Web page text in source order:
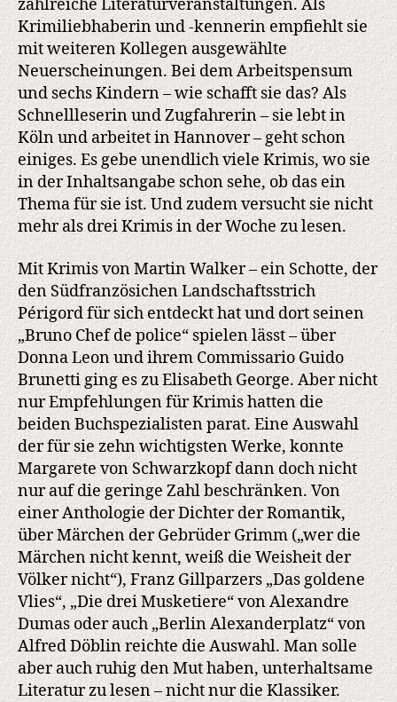
zahlreiche Literaturveranstaltungen. Als
Krimiliebhaberin und -kennerin empfiehlt sie
mit weiteren Kollegen ausgewählte
Neuerscheinungen. Bei dem Arbeitspensum
und sechs Kindern – wie schafft sie das? Als
Schnellleserin und Zugfahrerin – sie lebt in
Köln und arbeitet in Hannover – geht schon
einiges. Es gebe unendlich viele Krimis, wo sie
in der Inhaltsangabe schon sehe, ob das ein
Thema für sie ist. Und zudem versucht sie nicht
mehr als drei Krimis in der Woche zu lesen.
Mit Krimis von Martin Walker – ein Schotte, der
den Südfranzösichen Landschaftsstrich
Périgord für sich entdeckt hat und dort seinen
„Bruno Chef de police“ spielen lässt – über
Donna Leon und ihrem Commissario Guido
Brunetti ging es zu Elisabeth George. Aber nicht
nur Empfehlungen für Krimis hatten die
beiden Buchspezialisten parat. Eine Auswahl
der für sie zehn wichtigsten Werke, konnte
Margarete von Schwarzkopf dann doch nicht
nur auf die geringe Zahl beschränken. Von
einer Anthologie der Dichter der Romantik,
über Märchen der Gebrüder Grimm („wer die
Märchen nicht kennt, weiß die Weisheit der
Völker nicht“), Franz Gillparzers „Das goldene
Vlies“, „Die drei Musketiere“ von Alexandre
Dumas oder auch „Berlin Alexanderplatz“ von
Alfred Döblin reichte die Auswahl. Man solle
aber auch ruhig den Mut haben, unterhaltsame
Literatur zu lesen – nicht nur die Klassiker.